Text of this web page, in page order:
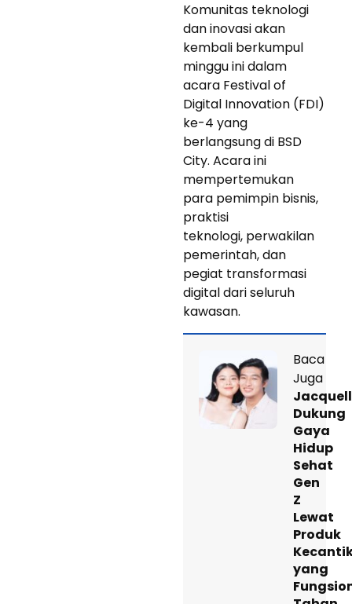
Komunitas teknologi
dan inovasi akan
kembali berkumpul
minggu ini dalam
acara Festival of
Digital Innovation (FDI)
ke-4 yang
berlangsung di BSD
City. Acara ini
mempertemukan
para pemimpin bisnis,
praktisi
teknologi, perwakilan
pemerintah, dan
pegiat transformasi
digital dari seluruh
kawasan.
Baca
Juga
Dukung
Gaya
Hidup
Sehat
Gen
Z
Lewat
Produk
yang